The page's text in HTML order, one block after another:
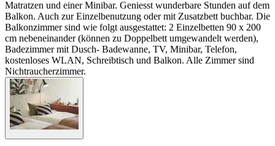
Matratzen und einer Minibar. Geniesst wunderbare Stunden auf dem
Balkon. Auch zur Einzelbenutzung oder mit Zusatzbett buchbar. Die
Balkonzimmer sind wie folgt ausgestattet: 2 Einzelbetten 90 x 200
cm nebeneinander (können zu Doppelbett umgewandelt werden),
Badezimmer mit Dusch- Badewanne, TV, Minibar, Telefon,
kostenloses WLAN, Schreibtisch und Balkon. Alle Zimmer sind
Nichtraucherzimmer.